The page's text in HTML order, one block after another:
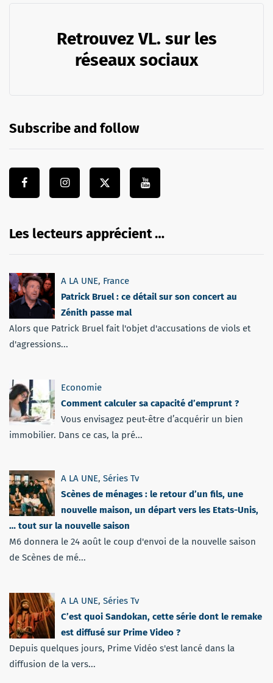
Retrouvez VL. sur les
réseaux sociaux
Subscribe and follow
Les lecteurs apprécient …
A LA UNE, France
Patrick Bruel : ce détail sur son concert au
Zénith passe mal
Alors que Patrick Bruel fait l'objet d'accusations de viols et
d'agressions...
Economie
Comment calculer sa capacité d’emprunt ?
Vous envisagez peut-être d’acquérir un bien
immobilier. Dans ce cas, la pré...
A LA UNE, Séries Tv
Scènes de ménages : le retour d’un fils, une
nouvelle maison, un départ vers les Etats-Unis,
… tout sur la nouvelle saison
M6 donnera le 24 août le coup d'envoi de la nouvelle saison
de Scènes de mé...
A LA UNE, Séries Tv
C’est quoi Sandokan, cette série dont le remake
est diffusé sur Prime Video ?
Depuis quelques jours, Prime Vidéo s'est lancé dans la
diffusion de la vers...